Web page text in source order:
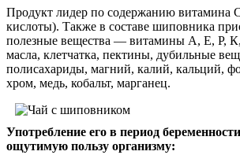
Продукт лидер по содержанию витамина
кислоты). Также в составе шиповника
полезные вещества — витамины А, Е, Р,
масла, клетчатка, пектины, дубильные
полисахариды, магний, калий, кальций,
хром, медь, кобальт, марганец.
Употребление его в период
ощутимую пользу организму: